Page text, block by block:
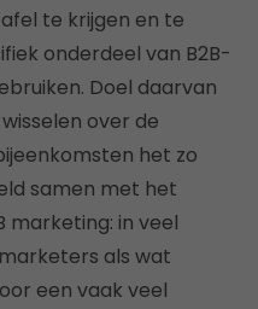
te krijgen en te
onderdeel van B2B-
Doel daarvan
over de
het zo
samen met het
marketing: in veel
als wat
een vaak veel